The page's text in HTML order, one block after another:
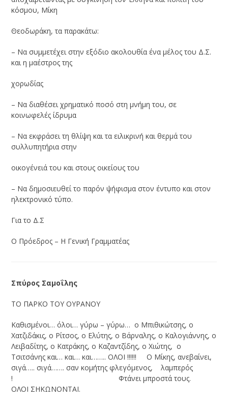
κόσμου, Μίκη
Θεοδωράκη, τα παρακάτω:
– Να συμμετέχει στην εξόδιο ακολουθία ένα μέλος του Δ.Σ.
και η μαέστρος της
χορωδίας
– Να διαθέσει χρηματικό ποσό στη μνήμη του, σε
κοινωφελές ίδρυμα
– Να εκφράσει τη θλίψη και τα ειλικρινή και θερμά του
συλλυπητήρια στην
οικογένειά του και στους οικείους του
– Να δημοσιευθεί το παρόν ψήφισμα στον έντυπο και στον
ηλεκτρονικό τύπο.
Για το Δ.Σ
Ο Πρόεδρος – Η Γενική Γραμματέας
Σπύρος Σαμοΐλης
ΤΟ ΠΑΡΚΟ ΤΟΥ ΟΥΡΑΝΟΥ
Καθισμένοι… όλοι… γύρω – γύρω… ο Μπιθικώτσης, ο
Χατζιδάκις, ο Ρίτσος, ο Ελύτης, ο Βάρναλης, ο Καλογιάννης, ο
Λειβαδίτης, ο Κατράκης, ο Καζαντζίδης, ο Χιώτης, ο
Τσιτσάνης και… και… και…….. ΟΛΟΙ !!!!!! Ο Μίκης, ανεβαίνει,
σιγά….. σιγά……. σαν κομήτης φλεγόμενος, λαμπερός
! Φτάνει μπροστά τους.
ΟΛΟΙ ΣΗΚΩΝΟΝΤΑΙ.